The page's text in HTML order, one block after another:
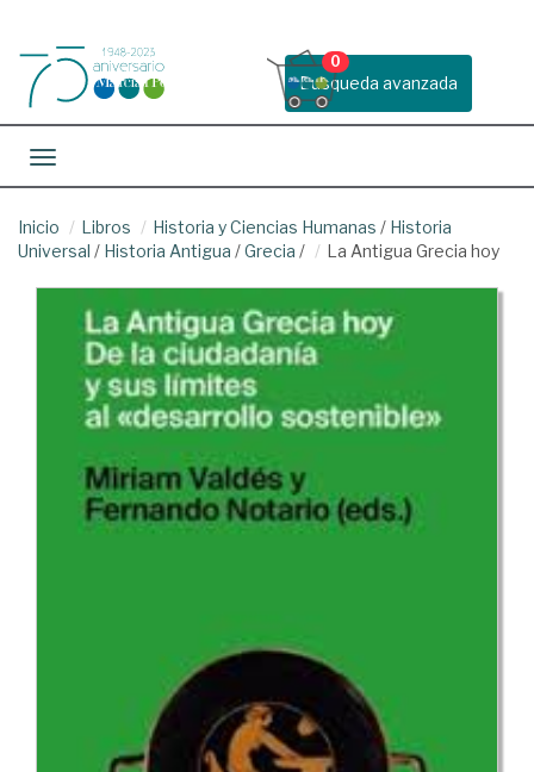
Busqueda avanzada
0
Toggle navigation
Inicio Libros Historia y Ciencias Humanas / Historia
Universal / Historia Antigua /Grecia / La Antigua Grecia hoy